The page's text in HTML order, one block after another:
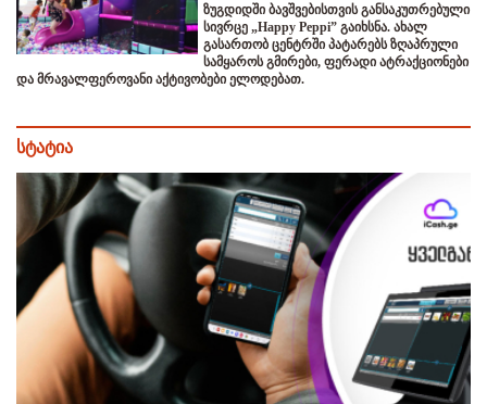
ზუგდიდში ბავშვებისთვის განსაკუთრებული
სივრცე „Happy Peppi” გაიხსნა. ახალ
გასართობ ცენტრში პატარებს ზღაპრული
სამყაროს გმირები, ფერადი ატრაქციონები
და მრავალფეროვანი აქტივობები ელოდებათ.
სტატია